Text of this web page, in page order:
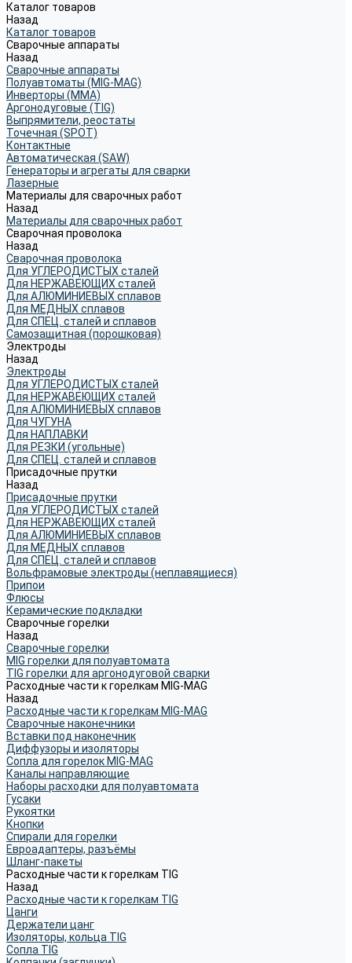
Каталог товаров
Назад
Каталог товаров
Сварочные аппараты
Назад
Сварочные аппараты
Полуавтоматы (MIG-MAG)
Инверторы (MMA)
Аргонодуговые (TIG)
Выпрямители, реостаты
Точечная (SPOT)
Контактные
Автоматическая (SAW)
Генераторы и агрегаты для сварки
Лазерные
Материалы для сварочных работ
Назад
Материалы для сварочных работ
Сварочная проволока
Назад
Сварочная проволока
Для УГЛЕРОДИСТЫХ сталей
Для НЕРЖАВЕЮЩИХ сталей
Для АЛЮМИНИЕВЫХ сплавов
Для МЕДНЫХ сплавов
Для СПЕЦ. сталей и сплавов
Самозащитная (порошковая)
Электроды
Назад
Электроды
Для УГЛЕРОДИСТЫХ сталей
Для НЕРЖАВЕЮЩИХ сталей
Для АЛЮМИНИЕВЫХ сплавов
Для ЧУГУНА
Для НАПЛАВКИ
Для РЕЗКИ (угольные)
Для СПЕЦ. сталей и сплавов
Присадочные прутки
Назад
Присадочные прутки
Для УГЛЕРОДИСТЫХ сталей
Для НЕРЖАВЕЮЩИХ сталей
Для АЛЮМИНИЕВЫХ сплавов
Для МЕДНЫХ сплавов
Для СПЕЦ. сталей и сплавов
Вольфрамовые электроды (неплавящиеся)
Припои
Флюсы
Керамические подкладки
Сварочные горелки
Назад
Сварочные горелки
MIG горелки для полуавтомата
TIG горелки для аргонодуговой сварки
Расходные части к горелкам MIG-MAG
Назад
Расходные части к горелкам MIG-MAG
Сварочные наконечники
Вставки под наконечник
Диффузоры и изоляторы
Сопла для горелок MIG-MAG
Каналы направляющие
Наборы расходки для полуавтомата
Гусаки
Рукоятки
Кнопки
Спирали для горелки
Евроадаптеры, разъёмы
Шланг-пакеты
Расходные части к горелкам TIG
Назад
Расходные части к горелкам TIG
Цанги
Держатели цанг
Изоляторы, кольца TIG
Сопла TIG